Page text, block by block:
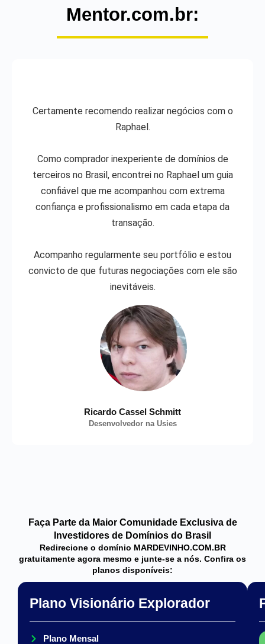
Mentor.com.br:
Certamente recomendo realizar negócios com o
Raphael.
Como comprador inexperiente de domínios de
terceiros no Brasil, encontrei no Raphael um guia
confiável que me acompanhou com extrema
confiança e profissionalismo em cada etapa da
transação.
Acompanho regularmente seu portfólio e estou
convicto de que futuras negociações com ele são
inevitáveis.
Ricardo Cassel Schmitt
Desenvolvedor na Usies
Faça Parte da Maior Comunidade Exclusiva de
Investidores de Domínios do Brasil
Redirecione o domínio MARDEVINHO.COM.BR
gratuitamente agora mesmo e junte-se a nós. Confira os
planos disponíveis:
Plano Visionário Explorador
Plano Mensal